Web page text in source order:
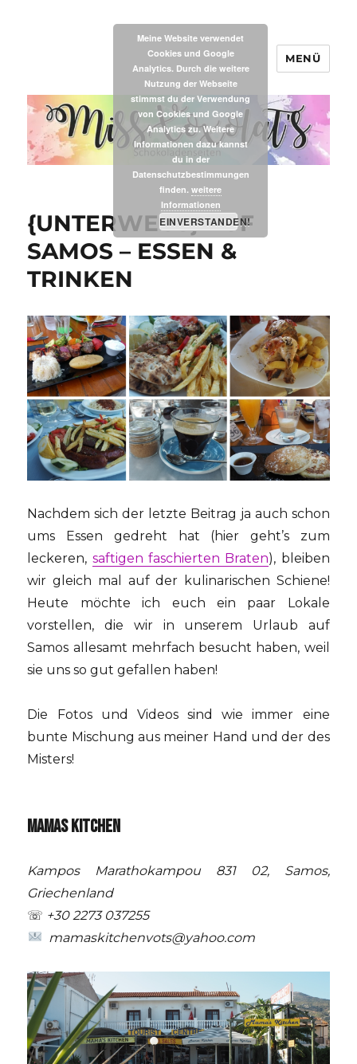
MissXoxolat's
MENÜ
{UNTERWEGS} AUF
SAMOS – ESSEN &
TRINKEN
Nachdem sich der letzte Beitrag ja auch schon
ums Essen gedreht hat (hier geht’s zum
leckeren, saftigen faschierten Braten), bleiben
wir gleich mal auf der kulinarischen Schiene!
Heute möchte ich euch ein paar Lokale
vorstellen, die wir in unserem Urlaub auf
Samos allesamt mehrfach besucht haben, weil
sie uns so gut gefallen haben!
Die Fotos und Videos sind wie immer eine
bunte Mischung aus meiner Hand und der des
Misters!
MAMAS KITCHEN
Kampos Marathokampou 831 02, Samos,
Griechenland
☏ +30 2273 037255
mamaskitchenvots@yahoo.com
Meine Website verwendet
Cookies und Google
Analytics. Durch die weitere
Nutzung der Webseite
stimmst du der Verwendung
von Cookies und Google
Analytics zu. Weitere
Informationen dazu kannst
du in der
Datenschutzbestimmungen
finden. weitere
Informationen
EINVERSTANDEN!